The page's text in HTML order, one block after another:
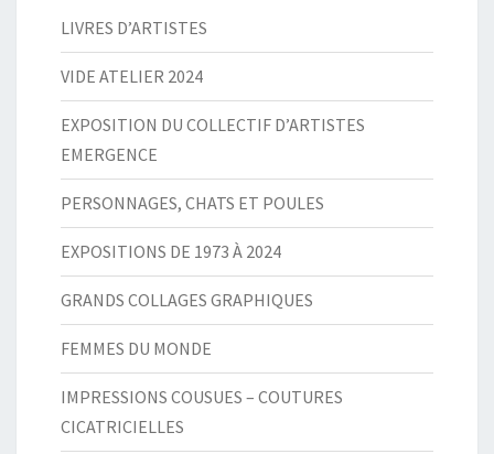
LIVRES D’ARTISTES
VIDE ATELIER 2024
EXPOSITION DU COLLECTIF D’ARTISTES
EMERGENCE
PERSONNAGES, CHATS ET POULES
EXPOSITIONS DE 1973 À 2024
GRANDS COLLAGES GRAPHIQUES
FEMMES DU MONDE
IMPRESSIONS COUSUES – COUTURES
CICATRICIELLES